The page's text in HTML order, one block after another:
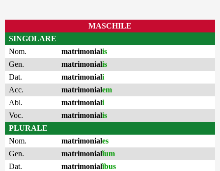
MASCHILE
SINGOLARE
Nom.
matrimonialis
Gen.
matrimonialis
Dat.
matrimoniali
Acc.
matrimonialem
Abl.
matrimoniali
Voc.
matrimonialis
PLURALE
Nom.
matrimoniales
Gen.
matrimonialĭum
Dat.
matrimonialĭbus